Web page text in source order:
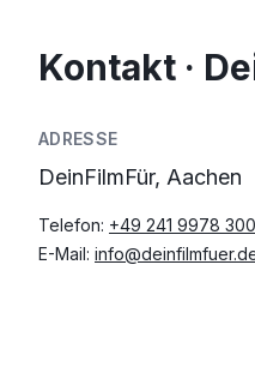
Kontakt ·
ADRESSE
DeinFilmFür, Aachen
Telefon: +49 241 9978 300
E-Mail: